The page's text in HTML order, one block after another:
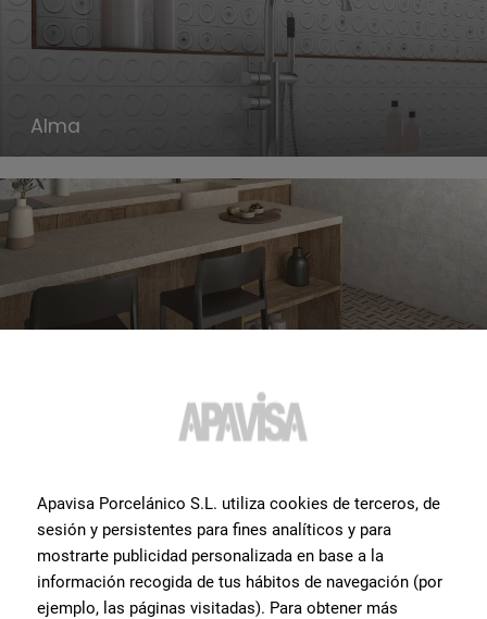
Alma
Apavisa Porcelánico S.L. utiliza cookies de terceros, de
sesión y persistentes para fines analíticos y para
mostrarte publicidad personalizada en base a la
información recogida de tus hábitos de navegación (por
ejemplo, las páginas visitadas). Para obtener más